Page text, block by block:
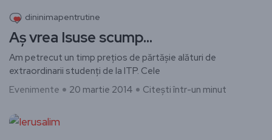
dininimapentrutine
Aș vrea Isuse scump…
Am petrecut un timp prețios de părtășie alături de
extraordinarii studenți de la ITP. Cele
Evenimente
20 martie 2014 Citești într-un minut